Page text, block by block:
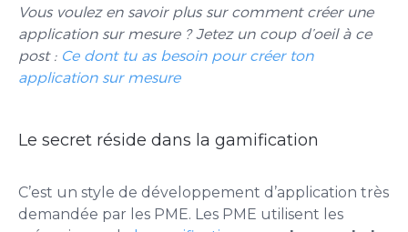
Vous voulez en savoir plus sur comment créer une
application sur mesure ? Jetez un coup d’oeil à ce
post : Ce dont tu as besoin pour créer ton
application sur mesure
Le secret réside dans la gamification
C’est un style de développement d’application très
demandée par les PME. Les PME utilisent les